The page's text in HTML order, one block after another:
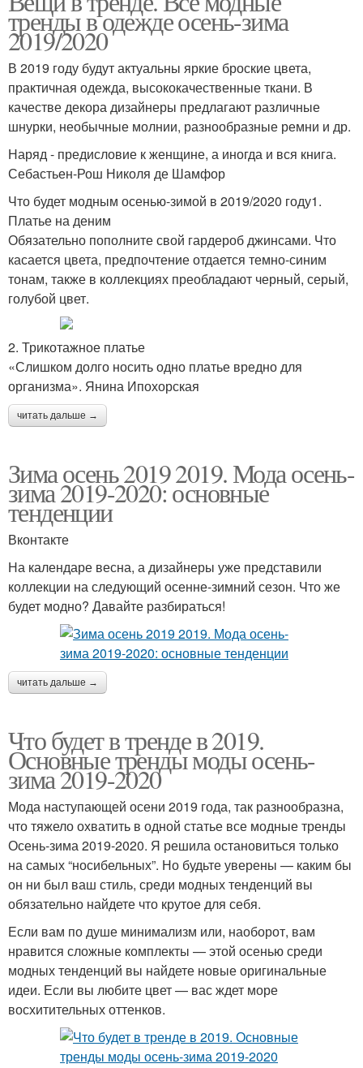
тренды в одежде осень-зима
2019/2020
В 2019 году будут актуальны яркие броские цвета,
практичная одежда, высококачественные ткани. В
качестве декора дизайнеры предлагают различные
шнурки, необычные молнии, разнообразные ремни и др.
Наряд - предисловие к женщине, а иногда и вся книга.
Себастьен-Рош Николя де Шамфор
Что будет модным осенью-зимой в 2019/2020 году1.
Платье на деним
Обязательно пополните свой гардероб джинсами. Что
касается цвета, предпочтение отдается темно-синим
тонам, также в коллекциях преобладают черный, серый,
голубой цвет.
2. Трикотажное платье
«Слишком долго носить одно платье вредно для
организма». Янина Ипохорская
читать дальше →
Зима осень 2019 2019. Мода осень-
зима 2019-2020: основные
тенденции
Вконтакте
На календаре весна, а дизайнеры уже представили
коллекции на следующий осенне-зимний сезон. Что же
будет модно? Давайте разбираться!
читать дальше →
Что будет в тренде в 2019.
Основные тренды моды осень-
зима 2019-2020
Мода наступающей осени 2019 года, так разнообразна,
что тяжело охватить в одной статье все модные тренды
Осень-зима 2019-2020. Я решила остановиться только
на самых “носибельных”. Но будьте уверены — каким бы
он ни был ваш стиль, среди модных тенденций вы
обязательно найдете что крутое для себя.
Если вам по душе минимализм или, наоборот, вам
нравится сложные комплекты — этой осенью среди
модных тенденций вы найдете новые оригинальные
идеи. Если вы любите цвет — вас ждет море
восхитительных оттенков.